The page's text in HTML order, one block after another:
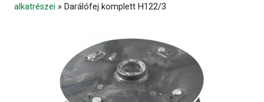
alkatrészei » Darálófej komplett H122/3